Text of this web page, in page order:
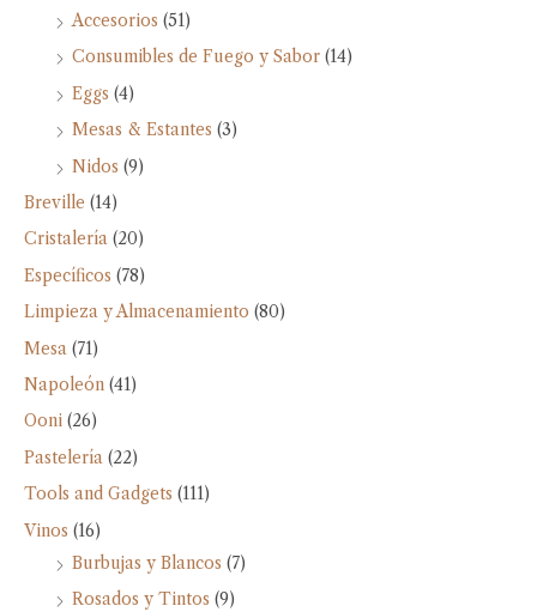
Accesorios (51)
Consumibles de Fuego y Sabor (14)
Eggs (4)
Mesas & Estantes (3)
Nidos (9)
Breville (14)
Cristalería (20)
Específicos (78)
Limpieza y Almacenamiento (80)
Mesa (71)
Napoleón (41)
Ooni (26)
Pastelería (22)
Tools and Gadgets (111)
Vinos (16)
Burbujas y Blancos (7)
Rosados y Tintos (9)